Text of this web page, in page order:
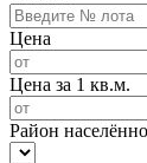
Цена
Цена за 1 кв.м.
Район